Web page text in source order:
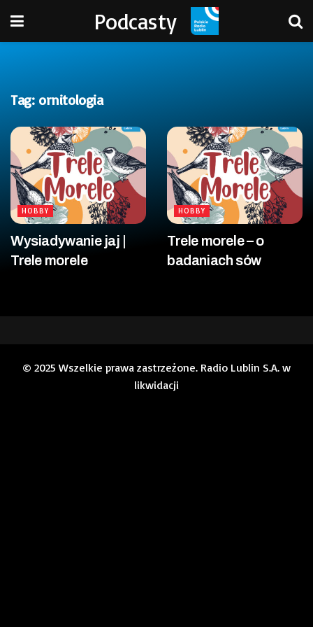
Podcasty
Tag: ornitologia
HOBBY
Wysiadywanie jaj |
Trele morele
HOBBY
Trele morele – o
badaniach sów
© 2025 Wszelkie prawa zastrzeżone. Radio Lublin S.A. w
likwidacji